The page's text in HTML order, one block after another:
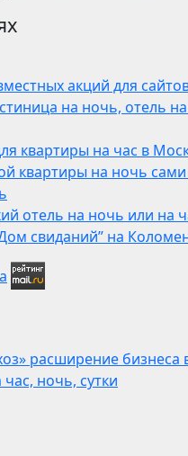
акций для
на ночь, отель
квартиры на час в
квартиры на ночь
отель на ночь или на
свиданий” на
расширение бизнеса
ночь, сутки